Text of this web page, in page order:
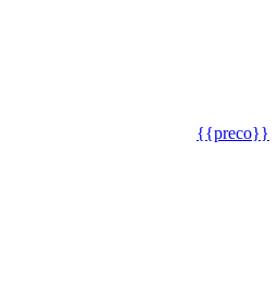
{{preco}}